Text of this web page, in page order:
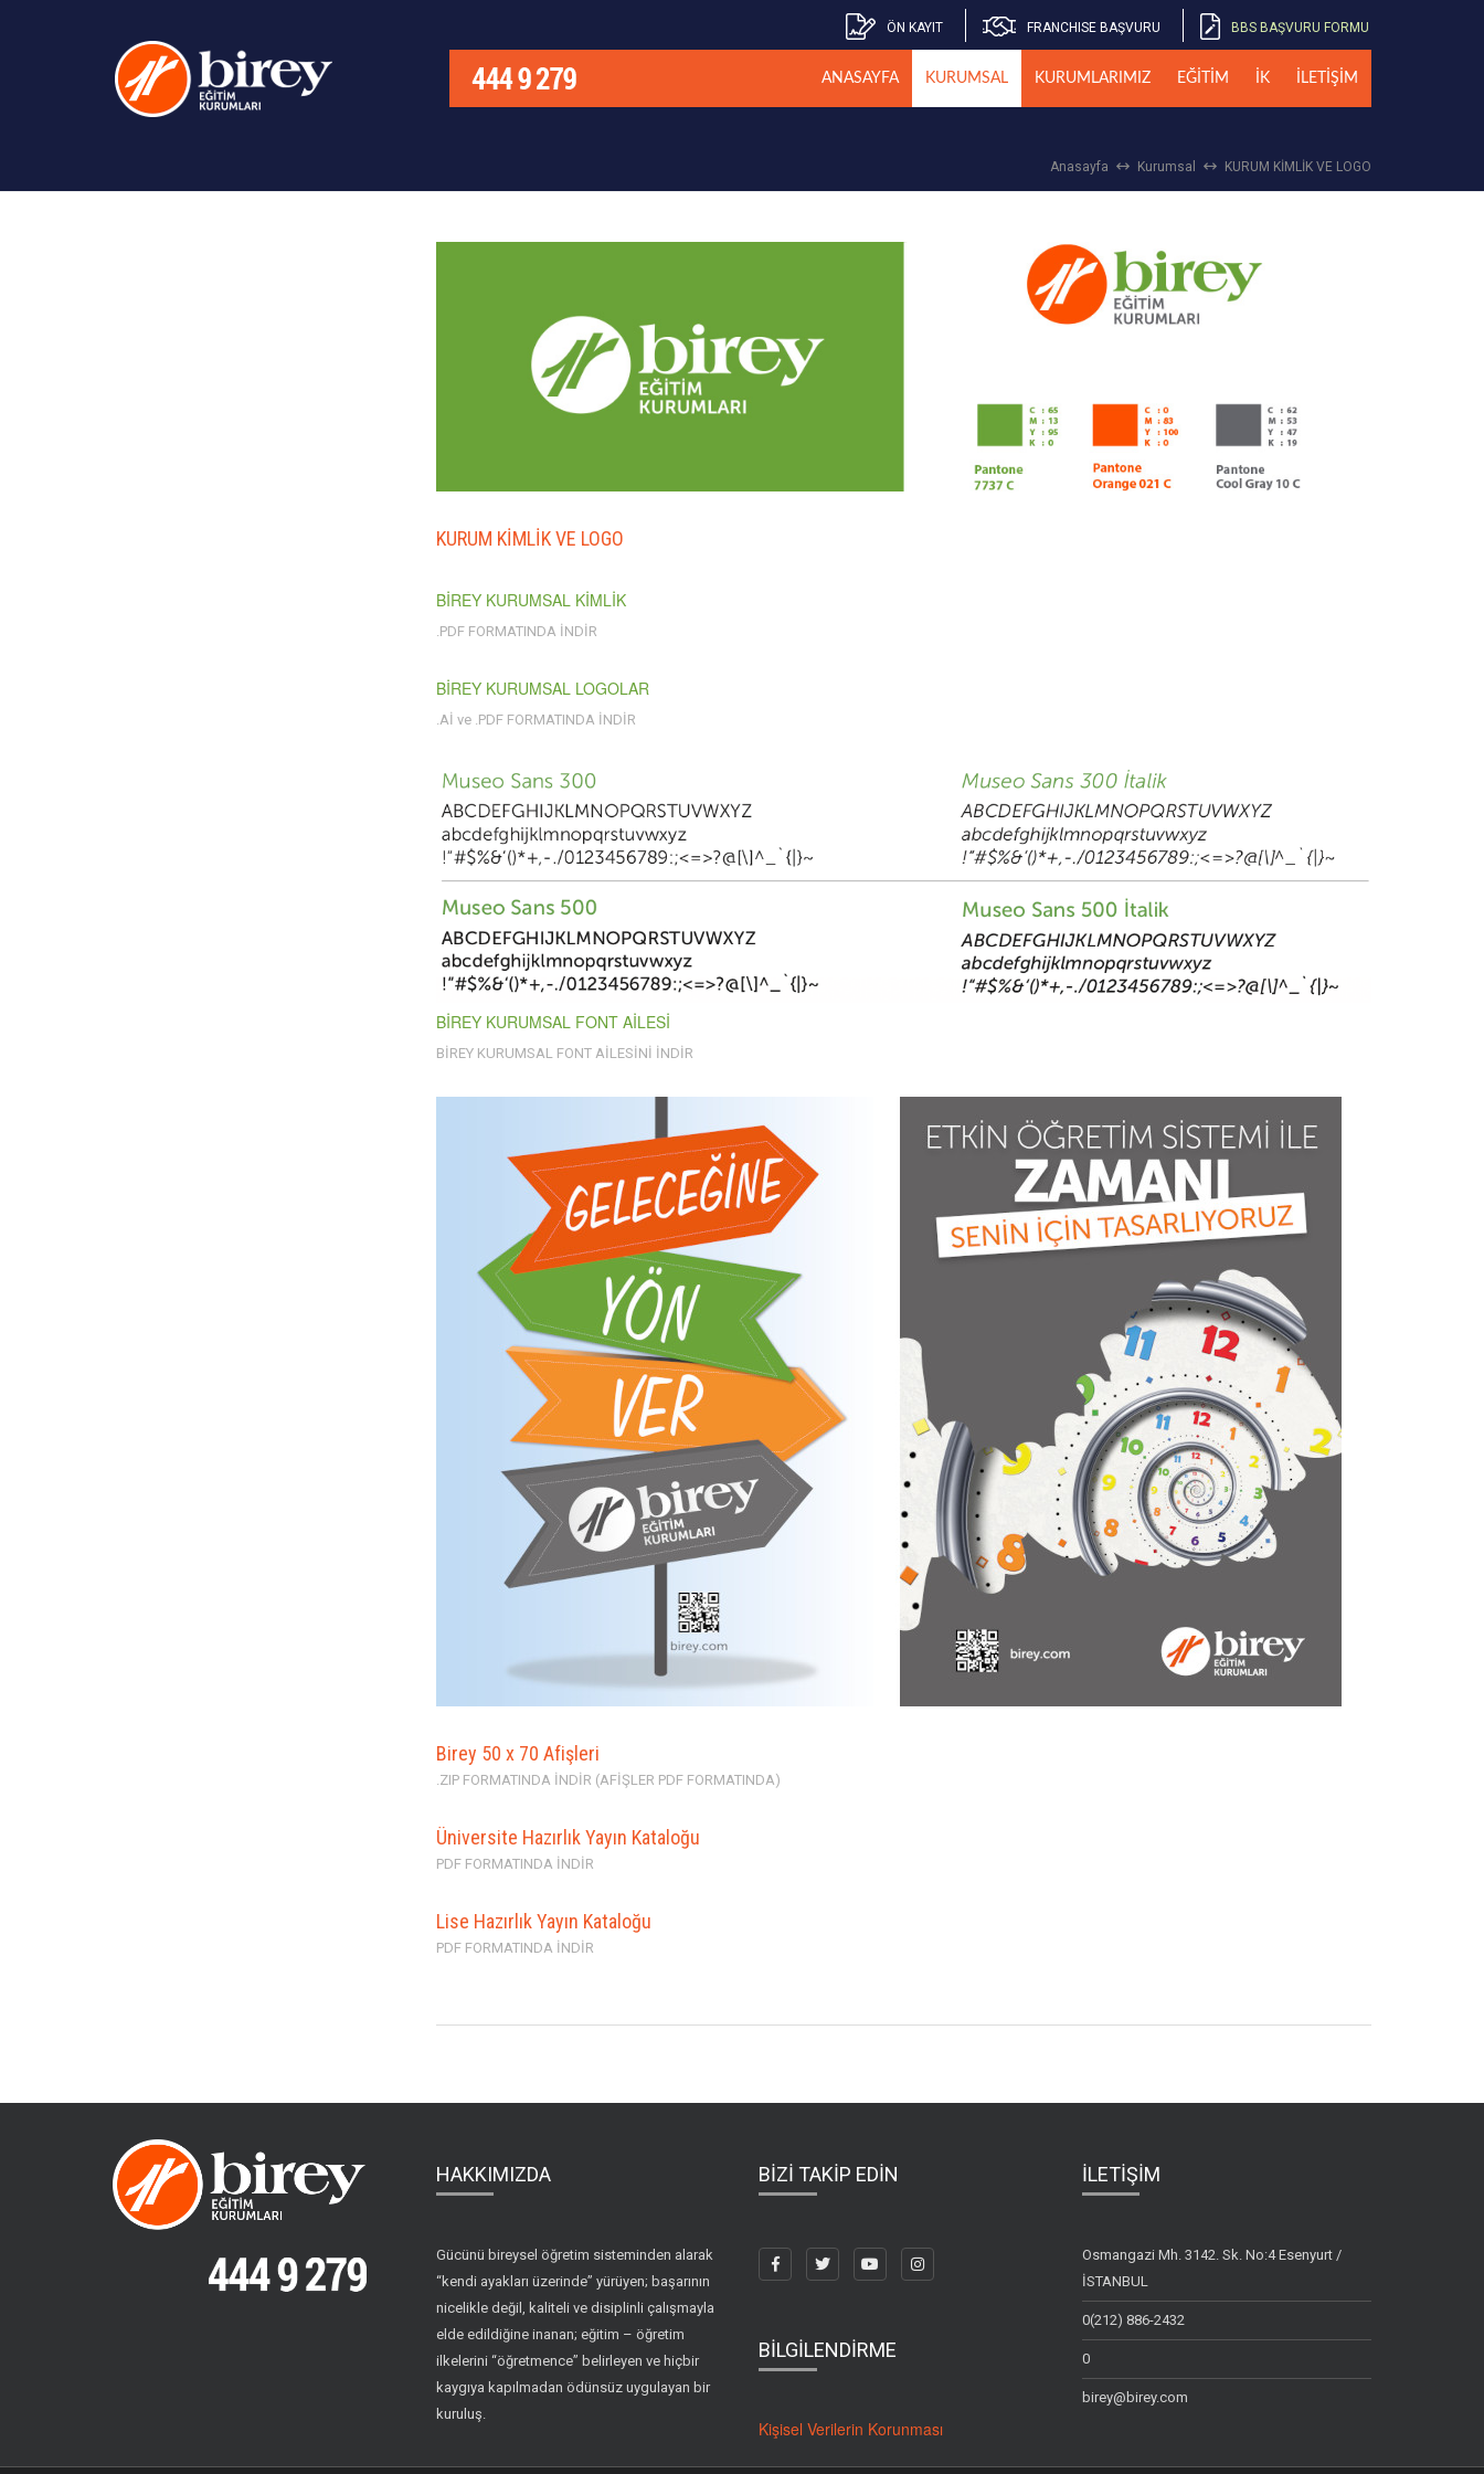
BBS BAŞVURU FORMU
FRANCHISE BAŞVURU
ÖN KAYIT
ANASAYFA KURUMSAL KURUMLARIMIZ EĞİTİM İK İLETİŞİM
Anasayfa Kurumsal KURUM KİMLİK VE LOGO
KURUM KİMLİK VE LOGO
BİREY KURUMSAL KİMLİK
.PDF FORMATINDA İNDİR
BİREY KURUMSAL LOGOLAR
.Aİ ve .PDF FORMATINDA İNDİR
BİREY KURUMSAL FONT AİLESİ
BİREY KURUMSAL FONT AİLESİNİ İNDİR
Birey 50 x 70 Afişleri
.ZIP FORMATINDA İNDİR (AFİŞLER PDF FORMATINDA)
Üniversite Hazırlık Yayın Kataloğu
PDF FORMATINDA İNDİR
Lise Hazırlık Yayın Kataloğu
PDF FORMATINDA İNDİR
HAKKIMIZDA
Gücünü bireysel öğretim sisteminden alarak
“kendi ayakları üzerinde” yürüyen; başarının
nicelikle değil, kaliteli ve disiplinli çalışmayla
elde edildiğine inanan; eğitim – öğretim
ilkelerini “öğretmence” belirleyen ve hiçbir
kaygıya kapılmadan ödünsüz uygulayan bir
kuruluş.
BİZİ TAKİP EDİN
BİLGİLENDİRME
Kişisel Verilerin Korunması
İLETİŞİM
Osmangazi Mh. 3142. Sk. No:4 Esenyurt /
İSTANBUL
0(212) 886-2432
0
birey@birey.com